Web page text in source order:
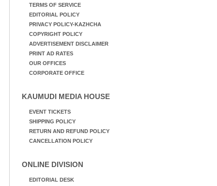
TERMS OF SERVICE
EDITORIAL POLICY
PRIVACY POLICY-KAZHCHA
COPYRIGHT POLICY
ADVERTISEMENT DISCLAIMER
PRINT AD RATES
OUR OFFICES
CORPORATE OFFICE
KAUMUDI MEDIA HOUSE
EVENT TICKETS
SHIPPING POLICY
RETURN AND REFUND POLICY
CANCELLATION POLICY
ONLINE DIVISION
EDITORIAL DESK